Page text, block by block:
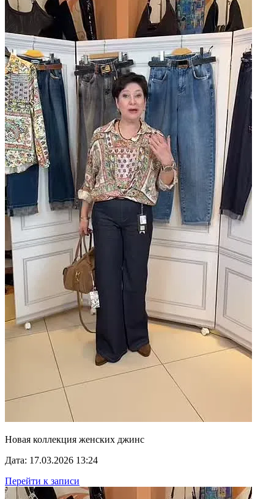
Новая коллекция женских джинс
Дата: 17.03.2026 13:24
Перейти к записи